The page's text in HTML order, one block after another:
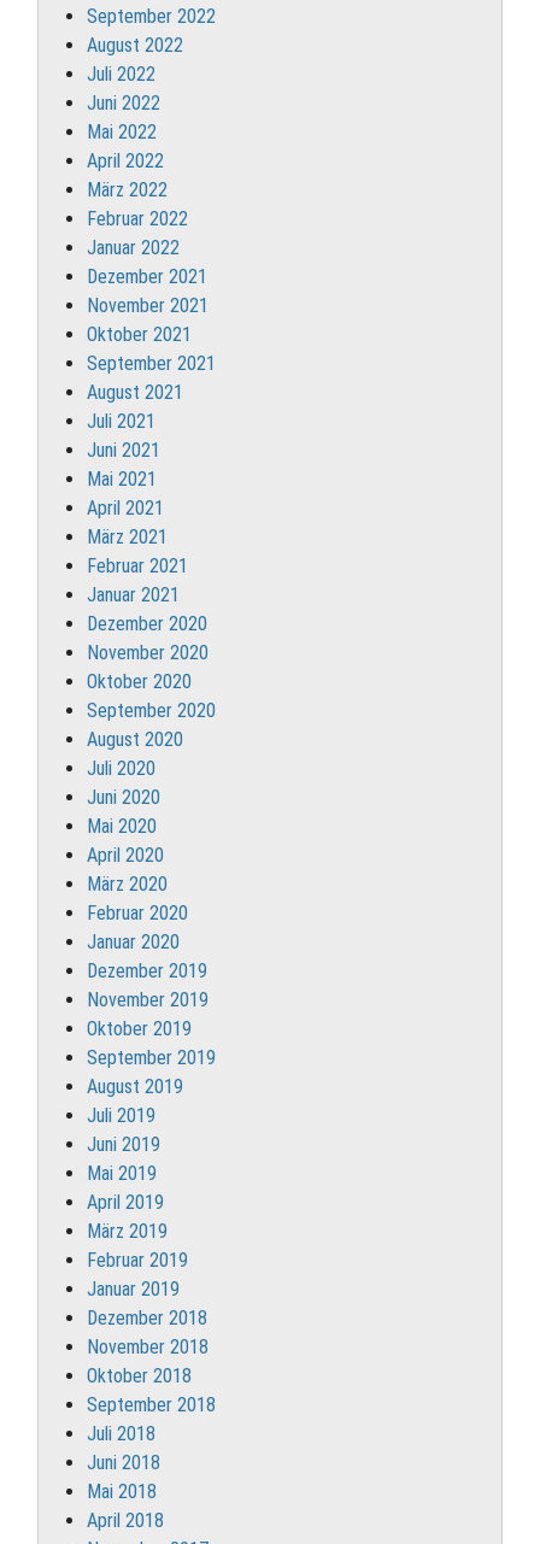
September 2022
August 2022
Juli 2022
Juni 2022
Mai 2022
April 2022
März 2022
Februar 2022
Januar 2022
Dezember 2021
November 2021
Oktober 2021
September 2021
August 2021
Juli 2021
Juni 2021
Mai 2021
April 2021
März 2021
Februar 2021
Januar 2021
Dezember 2020
November 2020
Oktober 2020
September 2020
August 2020
Juli 2020
Juni 2020
Mai 2020
April 2020
März 2020
Februar 2020
Januar 2020
Dezember 2019
November 2019
Oktober 2019
September 2019
August 2019
Juli 2019
Juni 2019
Mai 2019
April 2019
März 2019
Februar 2019
Januar 2019
Dezember 2018
November 2018
Oktober 2018
September 2018
Juli 2018
Juni 2018
Mai 2018
April 2018